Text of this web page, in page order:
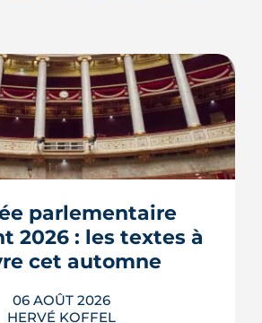
parlementaire
2026 : les textes à
cet automne
06 AOÛT 2026
HERVÉ KOFFEL